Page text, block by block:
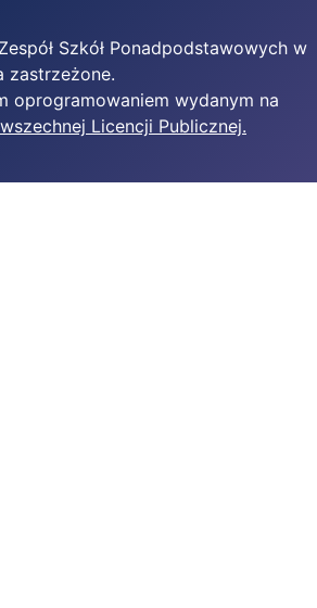
Szkół Ponadpodstawowych w
zastrzeżone.
oprogramowaniem wydanym na
Licencji Publicznej.